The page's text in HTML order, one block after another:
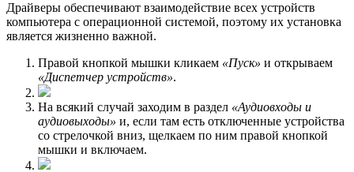
Драйверы обеспечивают взаимодействие всех устройств
компьютера с операционной системой, поэтому их установка
является жизненно важной.
Правой кнопкой мышки кликаем «Пуск» и открываем
«Диспетчер устройств».
На всякий случай заходим в раздел «Аудиовходы и
аудиовыходы» и, если там есть отключенные устройства
со стрелочкой вниз, щелкаем по ним правой кнопкой
мышки и включаем.